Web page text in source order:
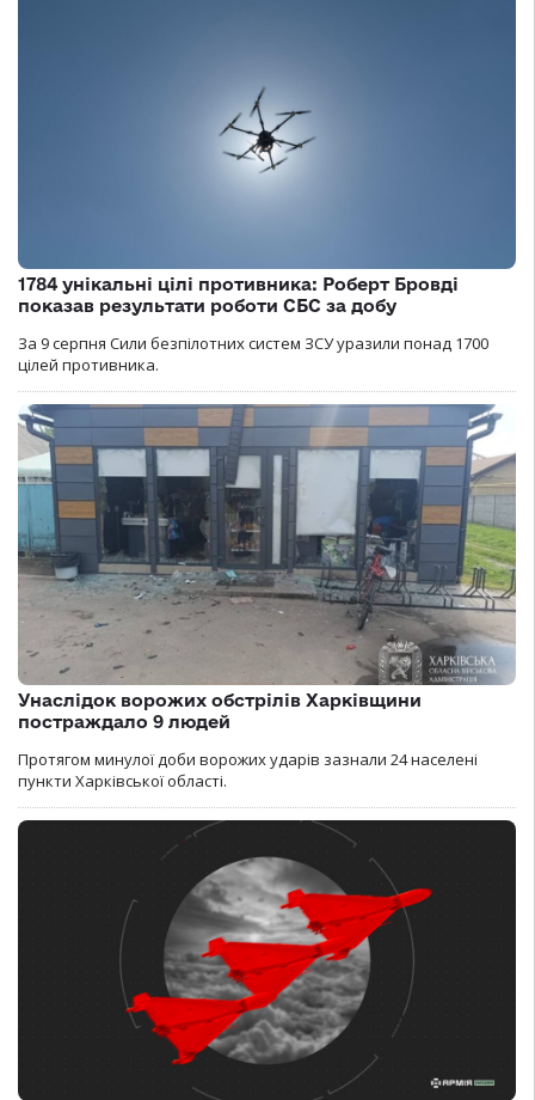
1784 унікальні цілі противника: Роберт Бровді
показав результати роботи СБС за добу
За 9 серпня Сили безпілотних систем ЗСУ уразили понад 1700
цілей противника.
Унаслідок ворожих обстрілів Харківщини
постраждало 9 людей
Протягом минулої доби ворожих ударів зазнали 24 населені
пункти Харківської області.